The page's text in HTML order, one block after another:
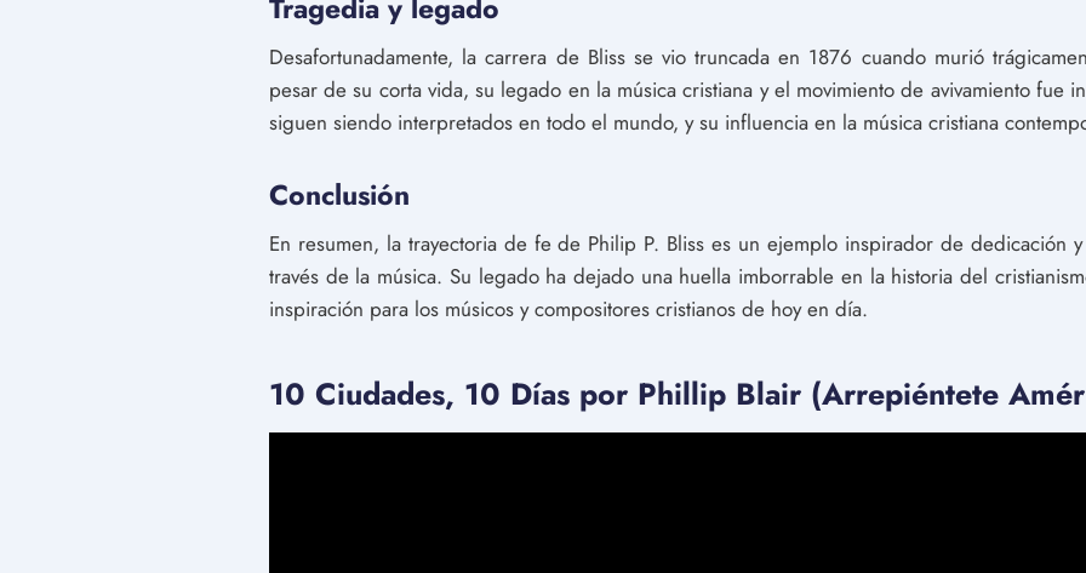
Tragedia y legado
Desafortunadamente, la carrera de Bliss se vio truncada en 1876 cuando murió
pesar de su corta vida, su legado en la música cristiana y el movimiento de avivamiento fue
siguen siendo interpretados en todo el mundo, y su influencia en la música cristiana
Conclusión
En resumen, la trayectoria de fe de Philip P. Bliss es un ejemplo inspirador de dedicación
través de la música. Su legado ha dejado una huella imborrable en la historia del
inspiración para los músicos y compositores cristianos de hoy en día.
10 Ciudades, 10 Días por Phillip Blair (Arrepiéntete